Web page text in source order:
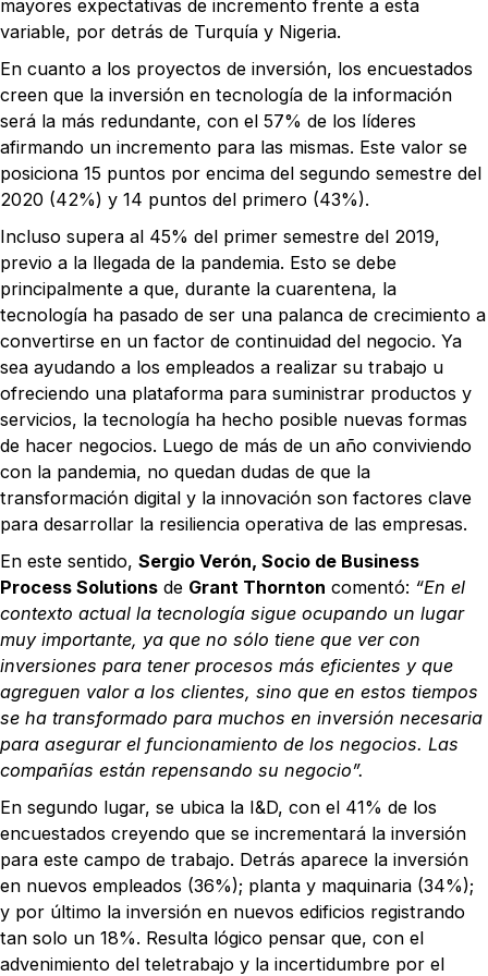
mayores expectativas de incremento frente a esta
variable, por detrás de Turquía y Nigeria.
En cuanto a los proyectos de inversión, los encuestados
creen que la inversión en tecnología de la información
será la más redundante, con el 57% de los líderes
afirmando un incremento para las mismas. Este valor se
posiciona 15 puntos por encima del segundo semestre del
2020 (42%) y 14 puntos del primero (43%).
Incluso supera al 45% del primer semestre del 2019,
previo a la llegada de la pandemia. Esto se debe
principalmente a que, durante la cuarentena, la
tecnología ha pasado de ser una palanca de crecimiento a
convertirse en un factor de continuidad del negocio. Ya
sea ayudando a los empleados a realizar su trabajo u
ofreciendo una plataforma para suministrar productos y
servicios, la tecnología ha hecho posible nuevas formas
de hacer negocios. Luego de más de un año conviviendo
con la pandemia, no quedan dudas de que la
transformación digital y la innovación son factores clave
para desarrollar la resiliencia operativa de las empresas.
En este sentido, Sergio Verón, Socio de Business
Process Solutions de Grant Thornton comentó: “En el
contexto actual la tecnología sigue ocupando un lugar
muy importante, ya que no sólo tiene que ver con
inversiones para tener procesos más eficientes y que
agreguen valor a los clientes, sino que en estos tiempos
se ha transformado para muchos en inversión necesaria
para asegurar el funcionamiento de los negocios. Las
compañías están repensando su negocio”.
En segundo lugar, se ubica la I&D, con el 41% de los
encuestados creyendo que se incrementará la inversión
para este campo de trabajo. Detrás aparece la inversión
en nuevos empleados (36%); planta y maquinaria (34%);
y por último la inversión en nuevos edificios registrando
tan solo un 18%. Resulta lógico pensar que, con el
advenimiento del teletrabajo y la incertidumbre por el